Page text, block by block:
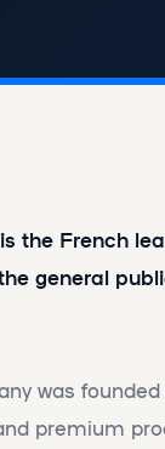
the French
general
was
premium